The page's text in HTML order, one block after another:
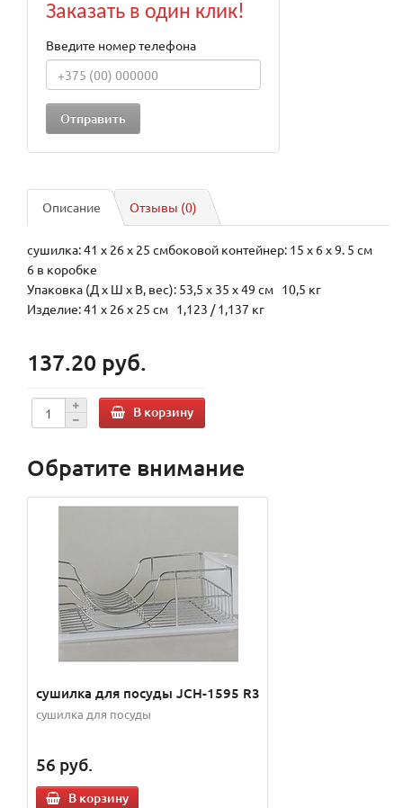
Заказать в один клик!
Введите номер телефона
Описание Отзывы (0)
сушилка: 41 x 26 x 25 смбоковой контейнер: 15 x 6 x 9. 5 см
6 в коробке
Упаковка (Д х Ш х В, вес): 53,5 x 35 x 49 см 10,5 кг
Изделие: 41 x 26 x 25 см 1,123 / 1,137 кг
137.20 руб.
В корзину
Обратите внимание
сушилка для посуды JCH-1595 R3
сушилка для посуды
56 руб.
В корзину